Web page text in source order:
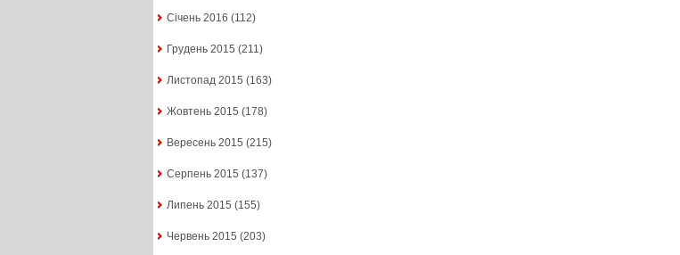
Січень 2016 (112)
Грудень 2015 (211)
Листопад 2015 (163)
Жовтень 2015 (178)
Вересень 2015 (215)
Серпень 2015 (137)
Липень 2015 (155)
Червень 2015 (203)